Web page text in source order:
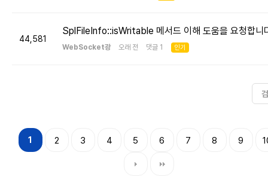
44,581
SplFileInfo::isWritable 메서드 이해 도움을 요청합니
WebSocket광 오래 전 댓글 1 인기
1 2 3 4 5 6 7 8 9